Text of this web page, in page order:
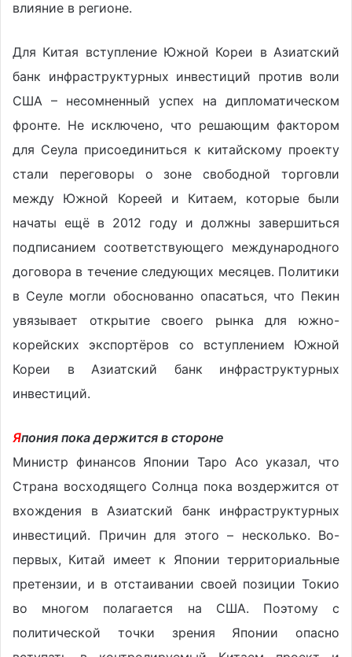
влияние в регионе.
Для Китая вступление Южной Кореи в Азиатский
банк инфраструктурных инвестиций против воли
США – несомненный успех на дипломатическом
фронте. Не исключено, что решающим фактором
для Сеула присоединиться к китайскому проекту
стали переговоры о зоне свободной торговли
между Южной Кореей и Китаем, которые были
начаты ещё в 2012 году и должны завершиться
подписанием соответствующего международного
договора в течение следующих месяцев. Политики
в Сеуле могли обоснованно опасаться, что Пекин
увязывает открытие своего рынка для южно-
корейских экспортёров со вступлением Южной
Кореи в Азиатский банк инфраструктурных
инвестиций.
Япония пока держится в стороне
Министр финансов Японии Таро Асо указал, что
Страна восходящего Солнца пока воздержится от
вхождения в Азиатский банк инфраструктурных
инвестиций. Причин для этого – несколько. Во-
первых, Китай имеет к Японии территориальные
претензии, и в отстаивании своей позиции Токио
во многом полагается на США. Поэтому с
политической точки зрения Японии опасно